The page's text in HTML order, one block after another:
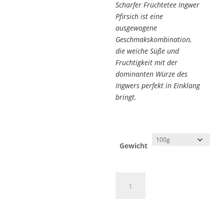
Scharfer Früchtetee Ingwer
Pfirsich ist eine
ausgewogene
Geschmakskombination,
die weiche Süße und
Fruchtigkeit mit der
dominanten Würze des
Ingwers perfekt in Einklang
bringt.
Gewicht
Ingwer